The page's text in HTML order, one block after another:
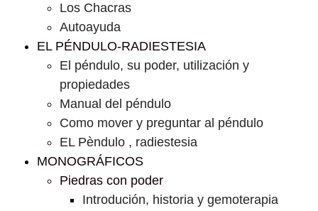
Los Chacras
Autoayuda
EL PÉNDULO-RADIESTESIA
El péndulo, su poder, utilización y
propiedades
Manual del péndulo
Como mover y preguntar al péndulo
EL Pèndulo , radiestesia
MONOGRÁFICOS
Piedras con poder
Introdución, historia y gemoterapia